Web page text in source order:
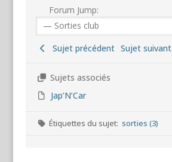
Forum Jump:
Sujet précédent Sujet suivant
Sujets associés
Jap’N’Car
Étiquettes du sujet: sorties (3)